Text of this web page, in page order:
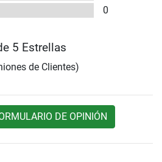
0
5 Estrellas
de Clientes)
DE OPINIÓN